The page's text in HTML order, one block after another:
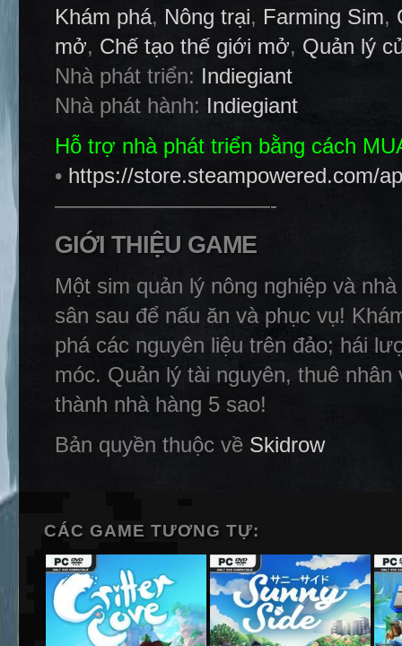
Khám phá, Nông trại, Farming Sim,
mở, Chế tạo thế giới mở, Quản lý
Nhà phát triển: Indiegiant
Nhà phát hành: Indiegiant
Hỗ trợ nhà phát triển bằng cách
• https://store.steampowered.com/
——————————-
GIỚI THIỆU GAME
Một sim quản lý nông nghiệp và
sân sau để nấu ăn và phục vụ!
phá các nguyên liệu trên đảo; hái
móc. Quản lý tài nguyên, thuê
thành nhà hàng 5 sao!
Bản quyền thuộc về Skidrow
CÁC GAME TƯƠNG TỰ: